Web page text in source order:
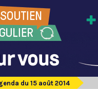
du 15 août 2014